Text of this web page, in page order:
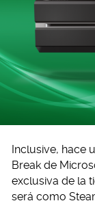
Inclusive, hace
Break de
exclusiva de la
será como